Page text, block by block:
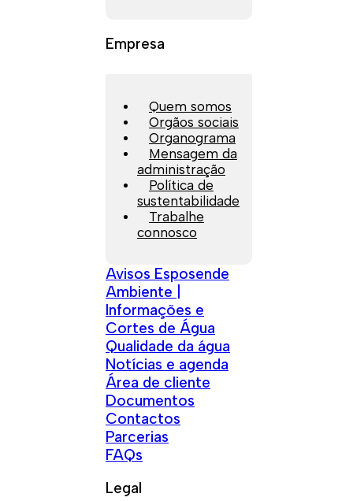
Empresa
Quem somos
Orgãos sociais
Organograma
Mensagem da
administração
Política de
sustentabilidade
Trabalhe
connosco
Avisos Esposende
Ambiente |
Informações e
Cortes de Água
Qualidade da água
Notícias e agenda
Área de cliente
Documentos
Contactos
Parcerias
FAQs
Legal